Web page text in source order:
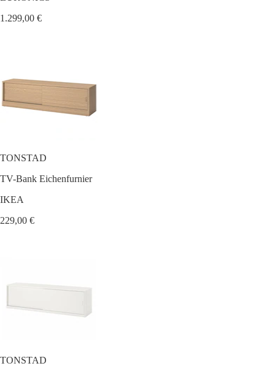
1.299,00 €
TONSTAD
TV-Bank Eichenfurnier
IKEA
229,00 €
TONSTAD